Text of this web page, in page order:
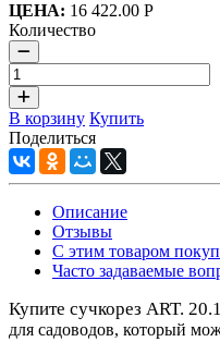
ЦЕНА: 16 422.00 Р
Количество
В корзину Купить
Поделиться
Описание
Отзывы
С этим товаром
Часто задаваемые
Купите сучкорез ART.
для садоводов, который